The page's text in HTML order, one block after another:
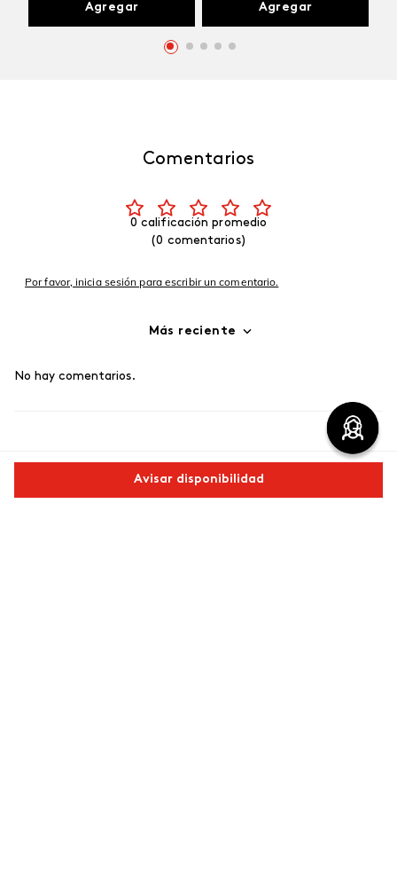
Avisar disponibilidad
Agregar Agregar
Comentarios
0 calificación promedio
(0 comentarios)
Por favor, inicia sesión para escribir un comentario.
Más reciente
No hay comentarios.